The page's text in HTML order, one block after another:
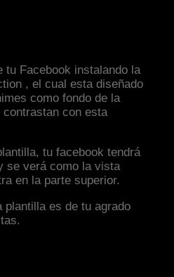
tu Facebook instalando la
, el cual esta diseñado
como fondo de la
con esta
tu facebook tendrá
se verá como la vista
en la parte superior.
plantilla es de tu agrado